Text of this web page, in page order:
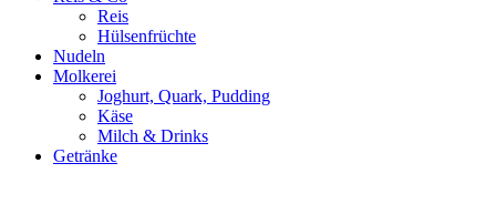
Reis
Hülsenfrüchte
Nudeln
Molkerei
Joghurt, Quark, Pudding
Käse
Milch & Drinks
Getränke